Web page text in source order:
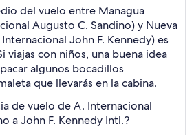
del vuelo entre Managua
Augusto C. Sandino) y Nueva
John F. Kennedy) es
viajas con niños, una buena idea
algunos bocadillos
que llevarás en la cabina.
de vuelo de A. Internacional
a John F. Kennedy Intl.?